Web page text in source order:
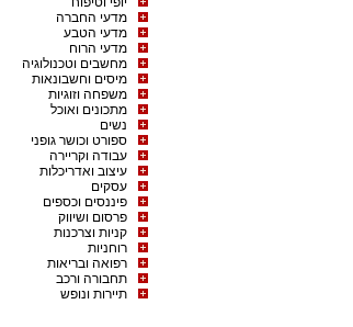
מדעי החברה
מדעי הטבע
מדעי הרוח
מחשבים וטכנולוגיה
מיסים וחשבונאות
משפחה וזוגיות
מתכונים ואוכל
נשים
ספורט וכושר גופני
עבודה וקריירה
עיצוב ואדריכלות
עסקים
פיננסים וכספים
פרסום ושיווק
קניות וצרכנות
רוחניות
רפואה ובריאות
תחבורה ורכב
תיירות ונופש